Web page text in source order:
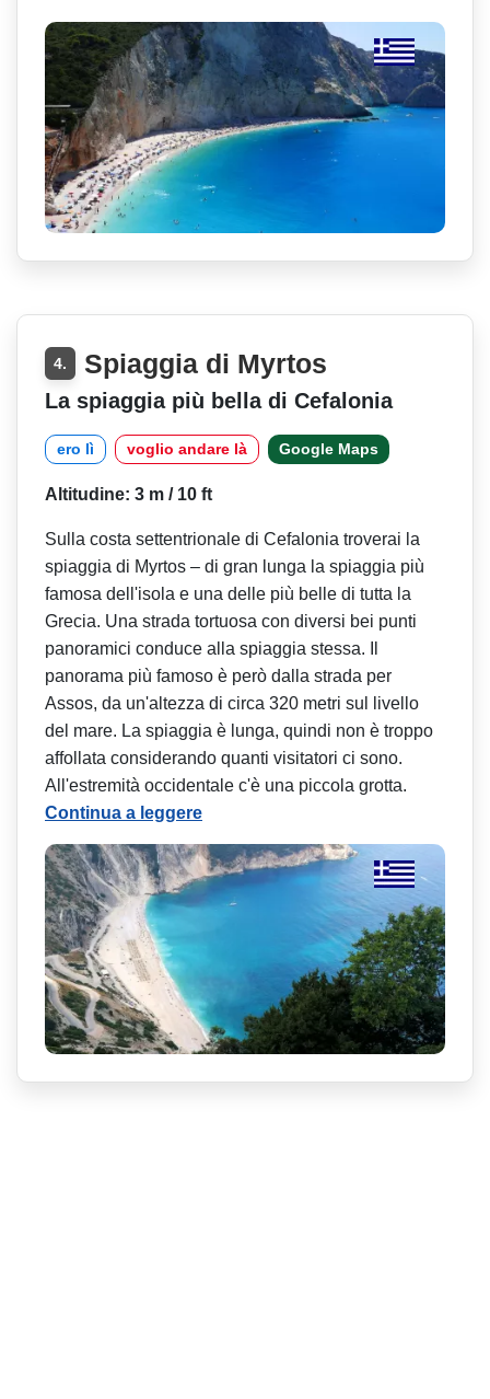
4. Spiaggia di Myrtos
La spiaggia più bella di Cefalonia
ero lì voglio andare là Google Maps
Altitudine: 3 m / 10 ft
Sulla costa settentrionale di Cefalonia troverai la
spiaggia di Myrtos – di gran lunga la spiaggia più
famosa dell'isola e una delle più belle di tutta la
Grecia. Una strada tortuosa con diversi bei punti
panoramici conduce alla spiaggia stessa. Il
panorama più famoso è però dalla strada per
Assos, da un'altezza di circa 320 metri sul livello
del mare. La spiaggia è lunga, quindi non è troppo
affollata considerando quanti visitatori ci sono.
All'estremità occidentale c'è una piccola grotta.
Continua a leggere